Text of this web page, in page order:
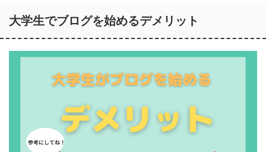
大学生でブログを始めるデメリット